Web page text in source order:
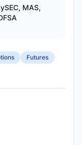
MAS,
Futures